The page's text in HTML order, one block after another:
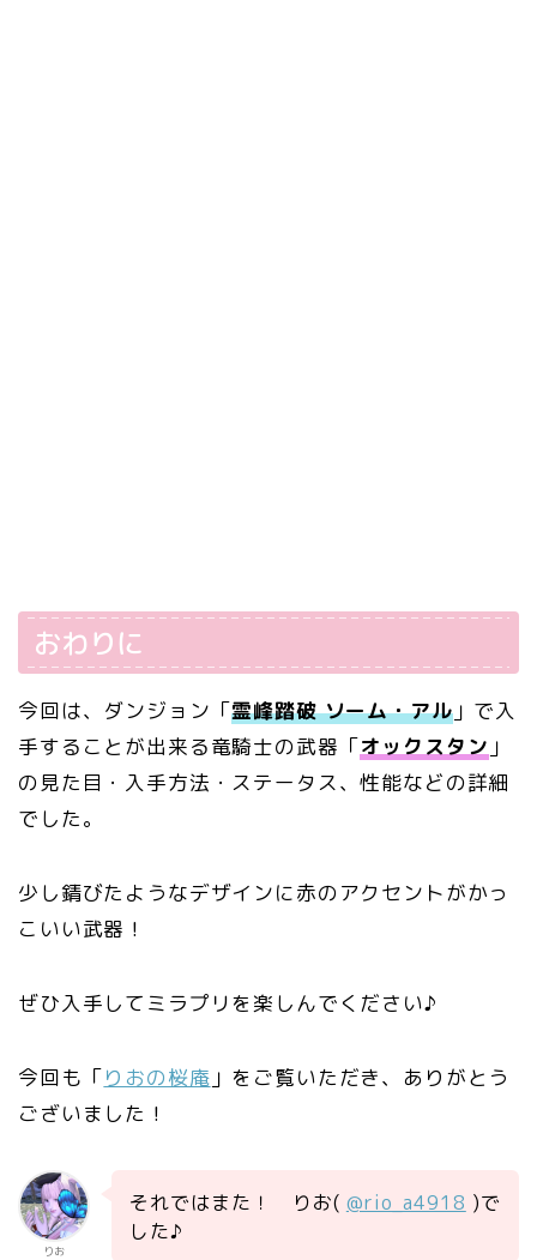
おわりに
今回は、ダンジョン「霊峰踏破 ソーム・アル」で入
手することが出来る竜騎士の武器「オックスタン 」
の見た目・入手方法・ステータス、性能などの詳細
でした。
少し錆びたようなデザインに赤のアクセントがかっ
こいい武器！
ぜひ入手してミラプリを楽しんでください♪
今回も「りおの桜庵 」をご覧いただき、ありがとう
ございました！
りお
それではまた！ りお( @rio_a4918 )で
した♪